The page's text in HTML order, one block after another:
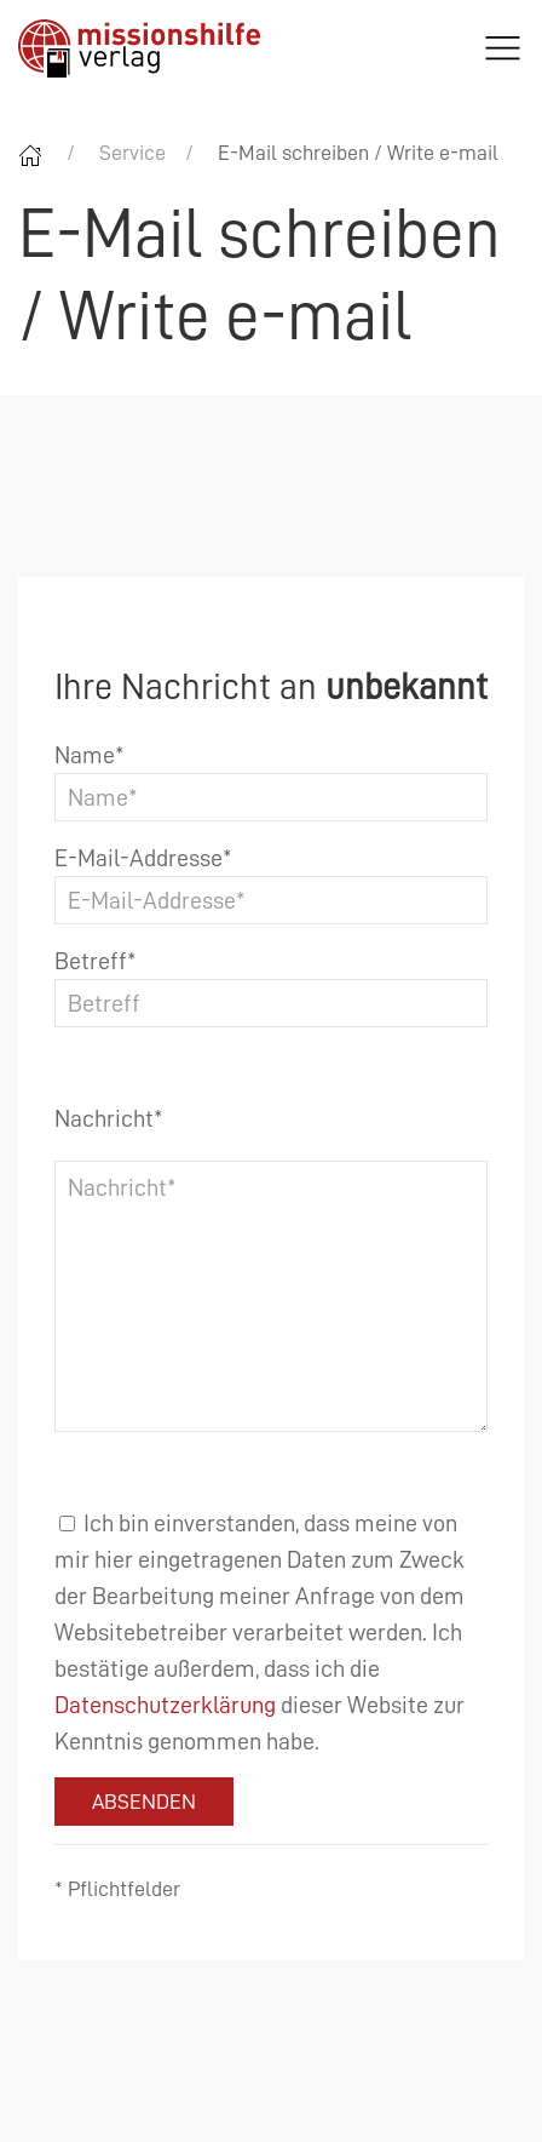
Service E-Mail schreiben / Write e-mail
E-Mail schreiben
/ Write e-mail
Ihre Nachricht an unbekannt
Name*
E-Mail-Addresse*
Betreff*
Nachricht*
Ich bin einverstanden, dass meine von
mir hier eingetragenen Daten zum Zweck
der Bearbeitung meiner Anfrage von dem
Websitebetreiber verarbeitet werden. Ich
bestätige außerdem, dass ich die
Datenschutzerklärung dieser Website zur
Kenntnis genommen habe.
ABSENDEN
* Pflichtfelder